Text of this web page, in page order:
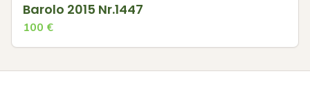
Barolo 2015 Nr.1447
100 €